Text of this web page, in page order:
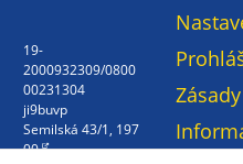
19-
2000932309/0800
00231304
ji9buvp
Semilská 43/1, 197
00